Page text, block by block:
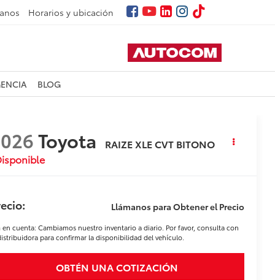
Horarios y ubicación
BLOG
Toyota
RAIZE XLE CVT BITONO
Llámanos para Obtener el Precio
en cuenta: Cambiamos nuestro inventario a diario. Por favor, consulta con
para confirmar la disponibilidad del vehículo.
OBTÉN UNA COTIZACIÓN